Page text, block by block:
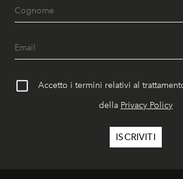
Accetto i termini relativi al
della Privacy Policy